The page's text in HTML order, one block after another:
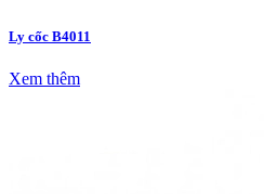
Ly cốc B4011
Xem thêm